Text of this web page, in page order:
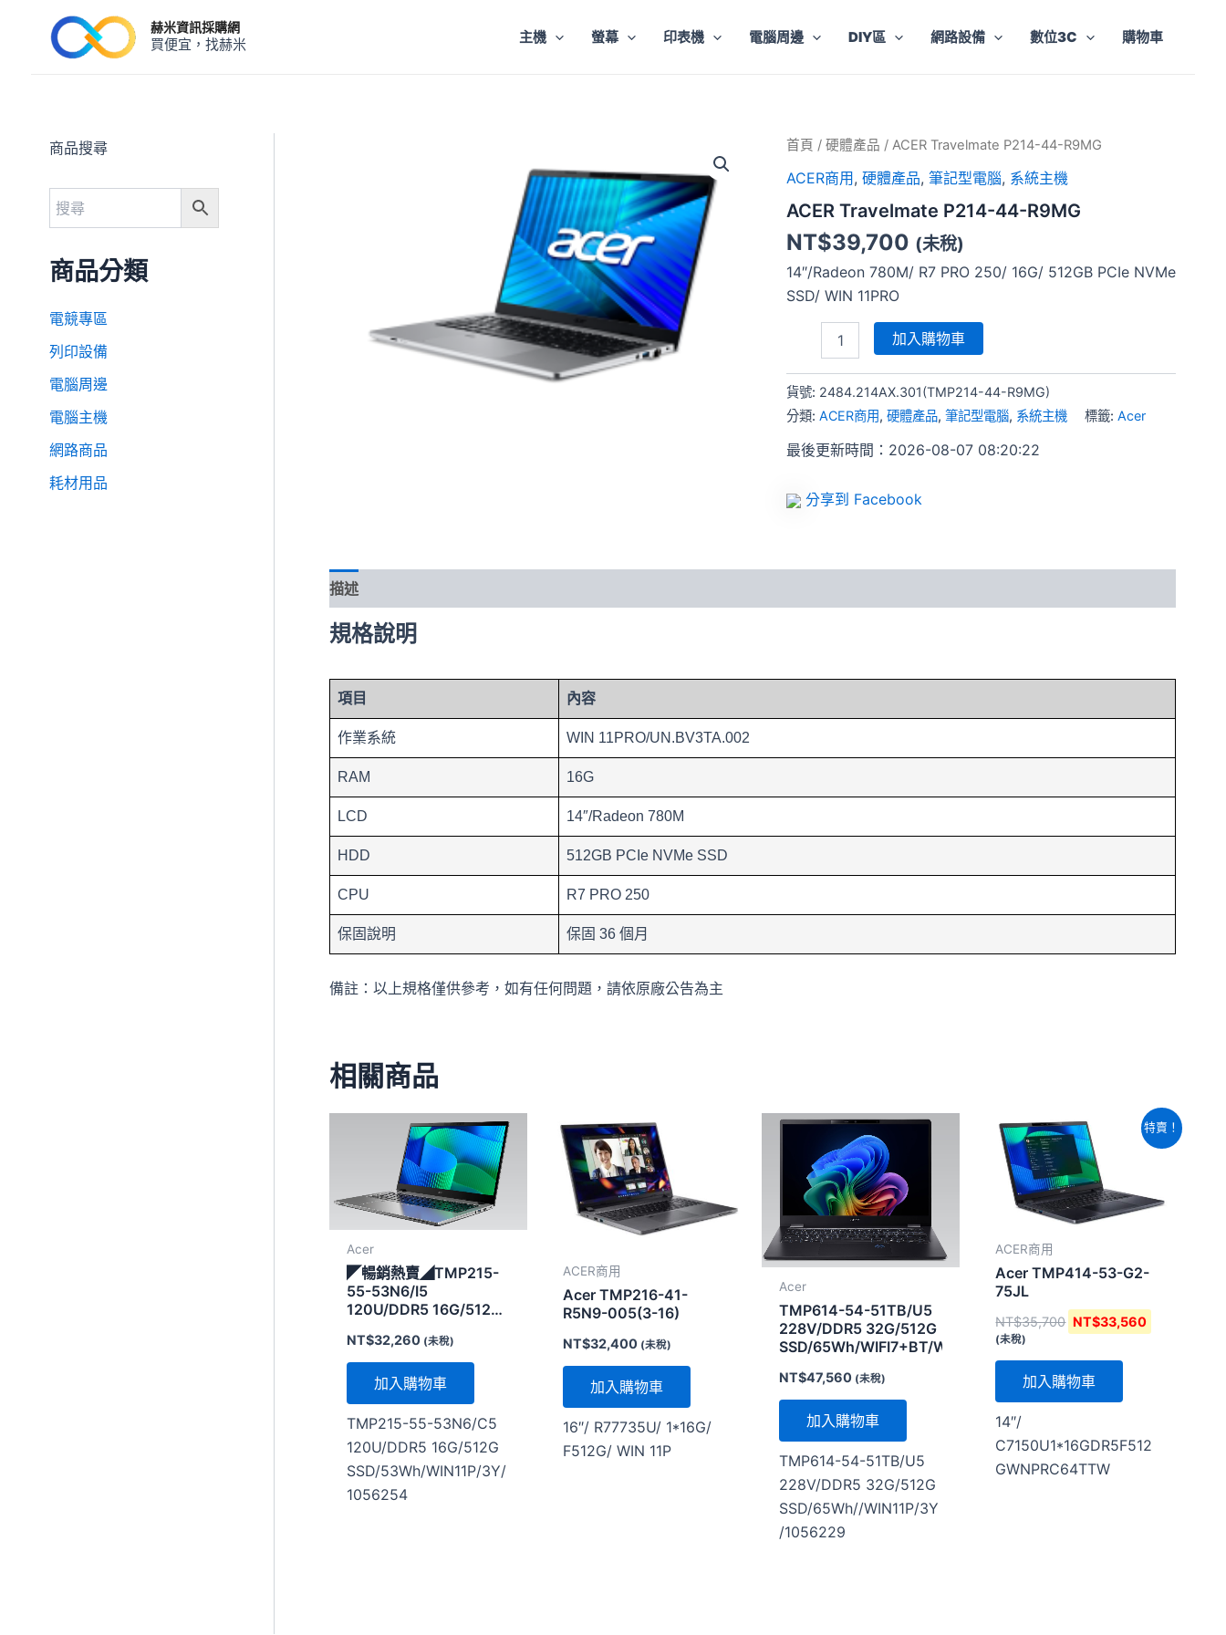
赫米資訊採購網
買便宜，找赫米 主機 螢幕 印表機 電腦周邊 DIY區 網路設備 數位3C 購物車
商品搜尋
商品分類
電競專區
列印設備
電腦周邊
電腦主機
網路商品
耗材用品
首頁 /硬體產品 / ACER Travelmate P214-44-R9MG
ACER商用,硬體產品,筆記型電腦, 系統主機
ACER Travelmate P214-44-R9MG
NT$39,700 (未稅)
14″/Radeon 780M/ R7 PRO 250/ 16G/ 512GB PCIe NVMe
SSD/ WIN 11PRO
ACER
P214-
R9MG
數
量
加入購物車
貨號: 2484.214AX.301(TMP214-44-R9MG)
分類:ACER商用,硬體產品,筆記型電腦, 系統主機 標籤:Acer
最後更新時間：2026-08-07 08:20:22
分享到 Facebook
描述
規格說明
項目 內容
作業系統 WIN 11PRO/UN.BV3TA.002
RAM 16G
LCD 14″/Radeon 780M
HDD 512GB PCIe NVMe SSD
CPU R7 PRO 250
保固說明 保固 36 個月
備註：以上規格僅供參考，如有任何問題，請依原廠公告為主
相關商品
Acer
◤暢銷熱賣◢TMP215-
55-53N6/I5
120U/DDR5 16G/512G
NT$32,260 (未稅)
加入購物車
TMP215-55-53N6/C5
120U/DDR5 16G/512G
SSD/53Wh/WIN11P/3Y/
1056254
ACER商用
Acer TMP216-41-
R5N9-005(3-16)
NT$32,400 (未稅)
加入購物車
16″/ R77735U/ 1*16G/
F512G/ WIN 11P
Acer
TMP614-54-51TB/U5
228V/DDR5 32G/512G
SSD/65Wh/WIFI7+BT/WIN11P/3Y
NT$47,560 (未稅)
加入購物車
TMP614-54-51TB/U5
228V/DDR5 32G/512G
SSD/65Wh//WIN11P/3Y
/1056229
特賣！
ACER商用
Acer TMP414-53-G2-
75JL
NT$35,700
原
始
價
格：
NT$35,700。
NT$33,560
目
前
價
(未稅)
加入購物車
14″/
C7150U1*16GDR5F512
GWNPRC64TTW